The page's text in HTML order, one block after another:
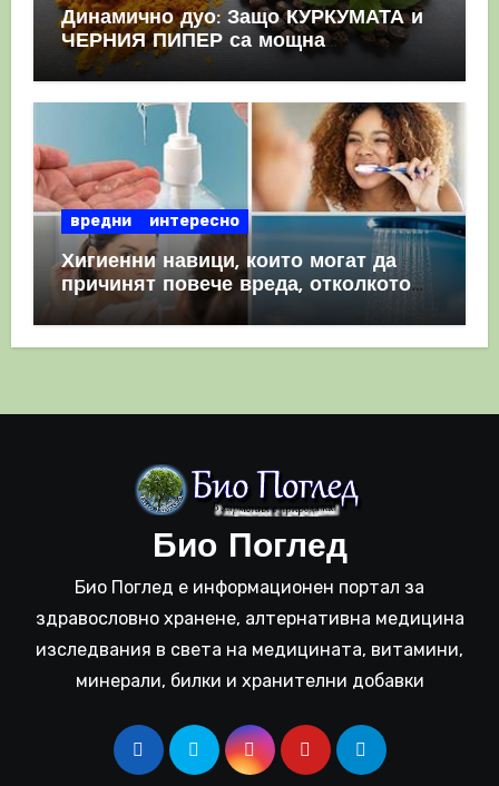
Динамично дуо: Защо КУРКУМАТА и
ЧЕРНИЯ ПИПЕР са мощна
комбинация
вредни интересно
Хигиенни навици, които могат да
причинят повече вреда, отколкото
полза
Био Поглед
Био Поглед е информационен портал за
здравословно хранене, алтернативна медицина
изследвания в света на медицината, витамини,
минерали, билки и хранителни добавки